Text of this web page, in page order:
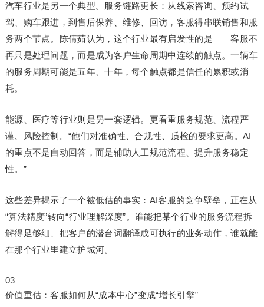
汽车行业是另一个典型。服务链路更长：从线索咨询、预约试
驾、购车跟进，到售后保养、维修、回访，客服得串联销售和服
务两个节点。陈倩茹认为，这个行业最有启发性的是——客服不
再只是处理问题，而是成为客户生命周期中连续的触点。一辆车
的服务周期可能是五年、十年，每个触点都是信任的累积或消
耗。
能源、医疗等行业则是另一套逻辑。更看重服务规范、流程严
谨、风险控制。“他们对准确性、合规性、质检的要求更高。AI
的重点不是自动回答，而是辅助人工规范流程、提升服务稳定
性。”
这些差异揭示了一个被低估的事实：AI客服的竞争壁垒，正在从
“算法精度”转向“行业理解深度”。谁能把某个行业的服务流程拆
解得足够细、把客户的潜台词翻译成可执行的业务动作，谁就能
在那个行业里建立护城河。
03
价值重估：客服如何从“成本中心”变成“增长引擎”